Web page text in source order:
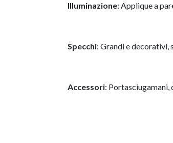
Illuminazione: Applique a
Specchi: Grandi e decorativi,
Accessori: